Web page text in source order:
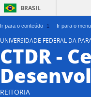
Ir para o conteúdo 1 Ir para o menu
BRASIL
UNIVERSIDADE FEDERAL DA
CTDR -
REITORIA